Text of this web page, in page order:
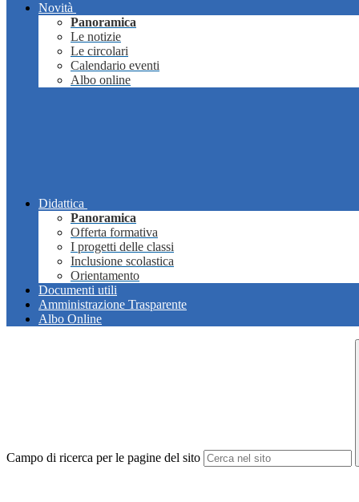
Novità
Panoramica
Le notizie
Le circolari
Calendario eventi
Albo online
Didattica
Panoramica
Offerta formativa
I progetti delle classi
Inclusione scolastica
Orientamento
Documenti utili
Amministrazione Trasparente
Albo Online
Campo di ricerca per le pagine del sito